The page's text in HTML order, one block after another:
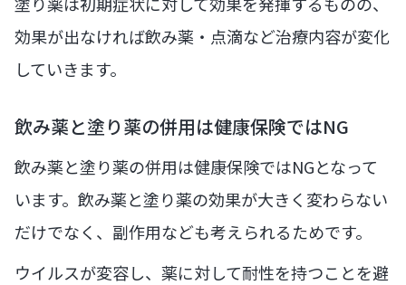
効果が出なければ飲み薬・点滴など治療内容が変化
していきます。
飲み薬と塗り薬の併用は健康保険ではNG
飲み薬と塗り薬の併用は健康保険ではNGとなって
います。飲み薬と塗り薬の効果が大きく変わらない
だけでなく、副作用なども考えられるためです。
ウイルスが変容し、薬に対して耐性を持つことを避